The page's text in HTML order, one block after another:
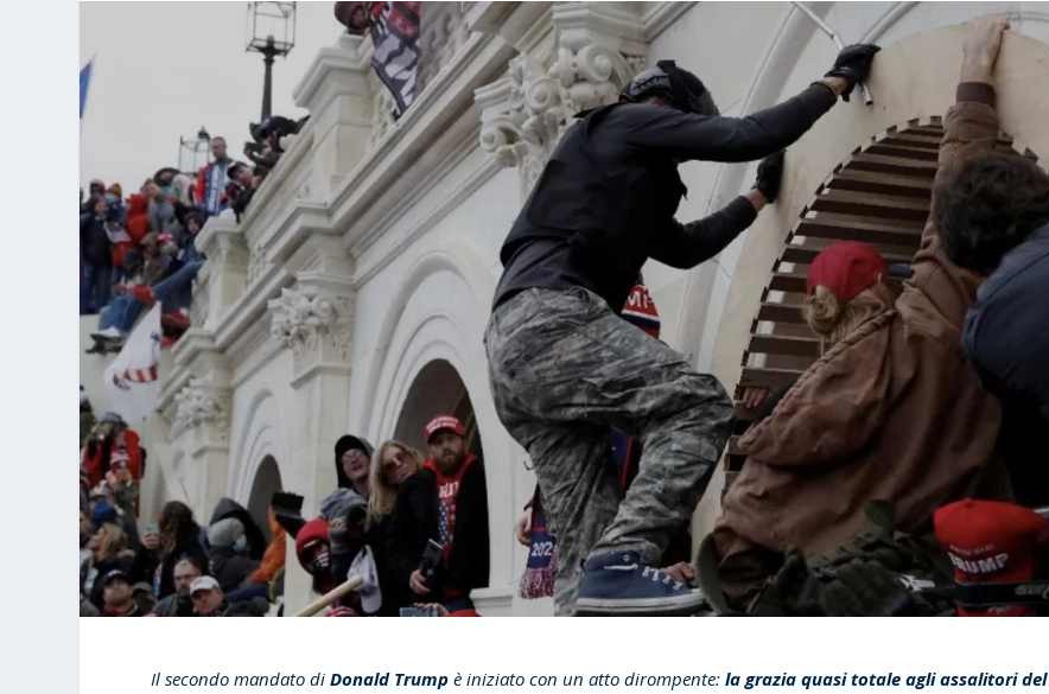
Il secondo mandato diDonald Trump è iniziato con un atto dirompente:la grazia quasi totale agli assalitori del